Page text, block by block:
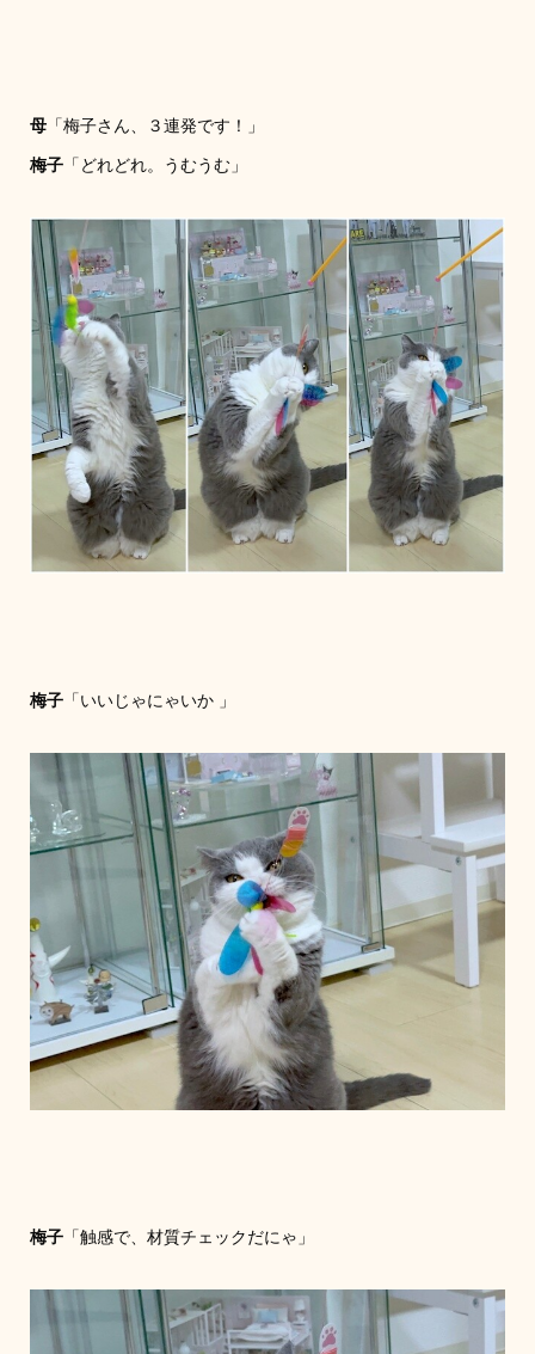
母「梅子さん、３連発です！」
梅子「どれどれ。うむうむ」
梅子「いいじゃにゃいか 」
梅子「触感で、材質チェックだにゃ」